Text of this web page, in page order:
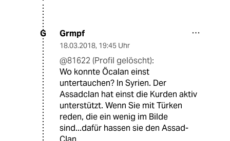
G Grmpf
18.03.2018, 19:45 Uhr
@81622 (Profil gelöscht):
Wo konnte Öcalan einst
untertauchen? In Syrien. Der
Assadclan hat einst die Kurden aktiv
unterstützt. Wenn Sie mit Türken
reden, die ein wenig im Bilde
sind...dafür hassen sie den Assad-